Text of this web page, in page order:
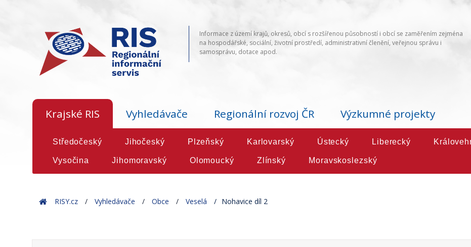
Informace z území krajů, okresů, obcí s rozšířenou působností i obcí se zaměřením zejména
na hospodářské, sociální, životní prostředí, administrativní členění, veřejnou správu i
samosprávu, dotace apod.
Krajské RIS Vyhledávače Regionální rozvoj ČR Výzkumné projekty
Středočeský Jihočeský Plzeňský Karlovarský Ústecký Liberecký
Vysočina Jihomoravský Olomoucký Zlínský Moravskoslezský
HomeRISY.cz Vyhledávače Obce Veselá Nohavice díl 2